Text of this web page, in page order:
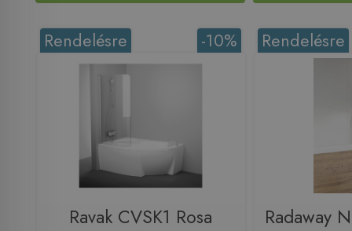
-10%
Rendelésre
Ravak CVSK1 Rosa
Rendelésre
Radaway